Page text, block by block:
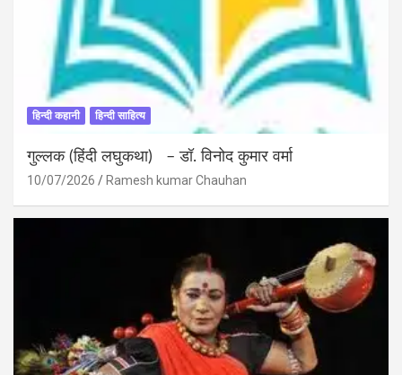
हिन्दी कहानी हिन्दी साहित्य
गुल्लक (हिंदी लघुकथा) – डॉ. विनोद कुमार वर्मा
10/07/2026 Ramesh kumar Chauhan